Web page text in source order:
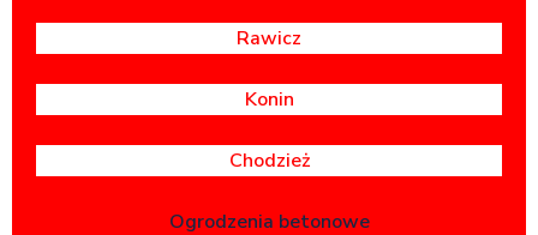
Rawicz
Konin
Chodzież
Ogrodzenia betonowe